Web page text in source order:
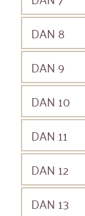
DAN 8
DAN 9
DAN 10
DAN 11
DAN 12
DAN 13